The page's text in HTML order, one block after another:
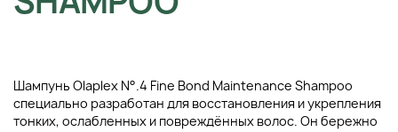
Шампунь Olaplex N°.4 Fine Bond Maintenance Shampoo
специально разработан для восстановления и укрепления
тонких, ослабленных и повреждённых волос. Он бережно